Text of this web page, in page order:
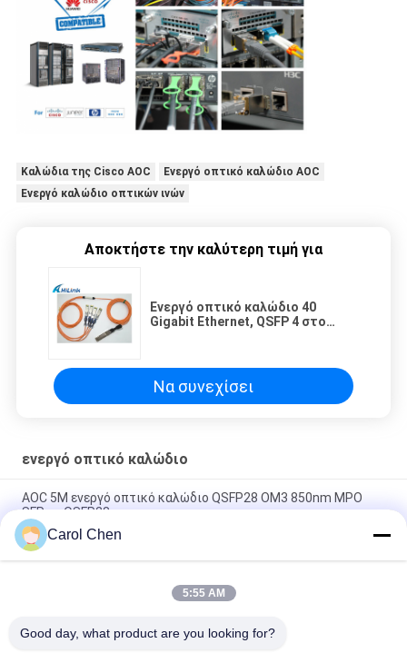
Καλώδια της Cisco AOC
Ενεργό οπτικό καλώδιο AOC
Ενεργό καλώδιο οπτικών ινών
Αποκτήστε την καλύτερη τιμή για
Ενεργό οπτικό καλώδιο 40
Gigabit Ethernet, QSFP 4 στο
Να συνεχίσει
ενεργό οπτικό καλώδιο
AOC 5M ενεργό οπτικό καλώδιο QSFP28 OM3 850nm MPO
SFP σε QSFP28
40G AOC QSFP+ στο ενεργό AOC οπτικό καλώδιο 4SFP με το
κανάλι τέσσερα
Ενεργός κατανάλωση ισχύος λιγότερο από 1W οπτικών
Carol Chen
5:55 AM
Good day, what product are you looking for?